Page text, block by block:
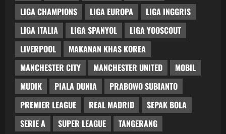
LIGA CHAMPIONS
LIGA EUROPA
LIGA INGGRIS
LIGA ITALIA
LIGA SPANYOL
LIGA YOOSCOUT
LIVERPOOL
MAKANAN KHAS KOREA
MANCHESTER CITY
MANCHESTER UNITED
MOBIL
MUDIK
PIALA DUNIA
PRABOWO SUBIANTO
PREMIER LEAGUE
REAL MADRID
SEPAK BOLA
SERIE A
SUPER LEAGUE
TANGERANG